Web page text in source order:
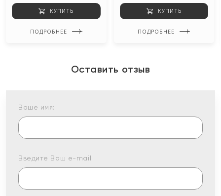
КУПИТЬ
ПОДРОБНЕЕ
КУПИТЬ
ПОДРОБНЕЕ
Оставить отзыв
Ваше имя:
Введите Ваш e-mail: